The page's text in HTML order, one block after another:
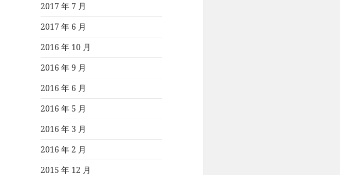
2017 年 7 月
2017 年 6 月
2016 年 10 月
2016 年 9 月
2016 年 6 月
2016 年 5 月
2016 年 3 月
2016 年 2 月
2015 年 12 月